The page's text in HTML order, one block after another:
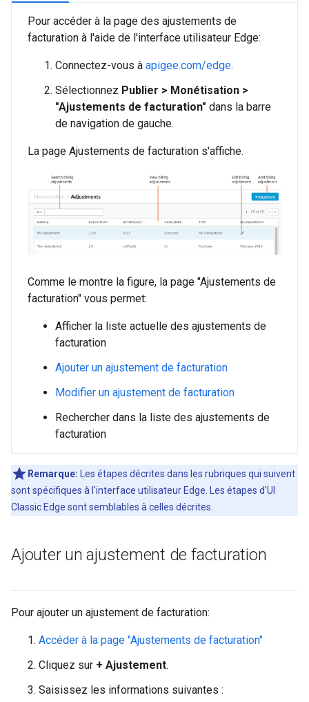
Pour accéder à la page des ajustements de
facturation à l'aide de l'interface utilisateur Edge:
Connectez-vous à apigee.com/edge.
Sélectionnez Publier > Monétisation >
"Ajustements de facturation" dans la barre
de navigation de gauche.
La page Ajustements de facturation s'affiche.
Comme le montre la figure, la page "Ajustements de
facturation" vous permet:
Afficher la liste actuelle des ajustements de
facturation
Ajouter un ajustement de facturation
Modifier un ajustement de facturation
Rechercher dans la liste des ajustements de
facturation
Remarque: Les étapes décrites dans les rubriques qui suivent
sont spécifiques à l'interface utilisateur Edge. Les étapes d'UI
Classic Edge sont semblables à celles décrites.
Ajouter un ajustement de facturation
Pour ajouter un ajustement de facturation:
Accéder à la page "Ajustements de facturation"
Cliquez sur + Ajustement.
Saisissez les informations suivantes :